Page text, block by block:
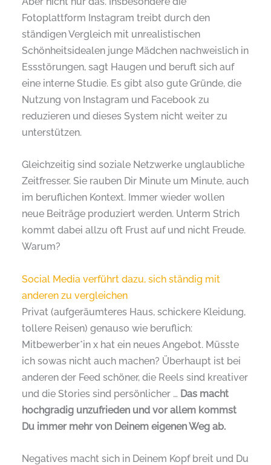
Fotoplattform Instagram treibt durch den
ständigen Vergleich mit unrealistischen
Schönheitsidealen junge Mädchen nachweislich in
Essstörungen, sagt Haugen und beruft sich auf
eine interne Studie. Es gibt also gute Gründe, die
Nutzung von Instagram und Facebook zu
reduzieren und dieses System nicht weiter zu
unterstützen.
Gleichzeitig sind soziale Netzwerke unglaubliche
Zeitfresser. Sie rauben Dir Minute um Minute, auch
im beruflichen Kontext. Immer wieder wollen
neue Beiträge produziert werden. Unterm Strich
kommt dabei allzu oft Frust auf und nicht Freude.
Warum?
Social Media verführt dazu, sich ständig mit
anderen zu vergleichen
Privat (aufgeräumteres Haus, schickere Kleidung,
tollere Reisen) genauso wie beruflich:
Mitbewerber*in x hat ein neues Angebot. Müsste
ich sowas nicht auch machen? Überhaupt ist bei
anderen der Feed schöner, die Reels sind kreativer
und die Stories sind persönlicher … Das macht
hochgradig unzufrieden und vor allem kommst
Du immer mehr von Deinem eigenen Weg ab.
Negatives macht sich in Deinem Kopf breit und Du